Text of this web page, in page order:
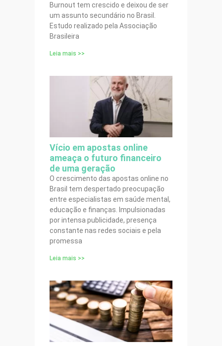
Burnout tem crescido e deixou de ser
um assunto secundário no Brasil.
Estudo realizado pela Associação
Brasileira
Leia mais >>
Vício em apostas online
ameaça o futuro financeiro
de uma geração
O crescimento das apostas online no
Brasil tem despertado preocupação
entre especialistas em saúde mental,
educação e finanças. Impulsionadas
por intensa publicidade, presença
constante nas redes sociais e pela
promessa
Leia mais >>